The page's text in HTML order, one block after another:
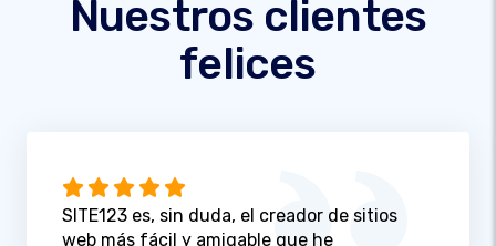
Nuestros clientes
felices
SITE123 es, sin duda, el creador de sitios
web más fácil y amigable que he